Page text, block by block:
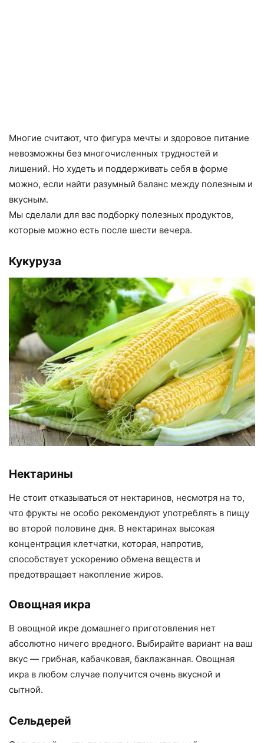
Многие считают, что фигура мечты и здоровое питание
невозможны без многочисленных трудностей и
лишений. Но худеть и поддерживать себя в форме
можно, если найти разумный баланс между полезным и
вкусным.
Мы сделали для вас подборку полезных продуктов,
которые можно есть после шести вечера.
Кукуруза
Нектарины
Не стоит отказываться от нектаринов, несмотря на то,
что фрукты не особо рекомендуют употреблять в пищу
во второй половине дня. В нектаринах высокая
концентрация клетчатки, которая, напротив,
способствует ускорению обмена веществ и
предотвращает накопление жиров.
Овощная икра
В овощной икре домашнего приготовления нет
абсолютно ничего вредного. Выбирайте вариант на ваш
вкус — грибная, кабачковая, баклажанная. Овощная
икра в любом случае получится очень вкусной и
сытной.
Сельдерей